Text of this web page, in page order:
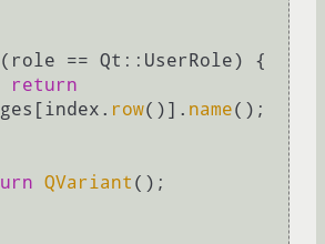
(role == Qt::UserRole) {
return
row()]. name();
QVariant ();